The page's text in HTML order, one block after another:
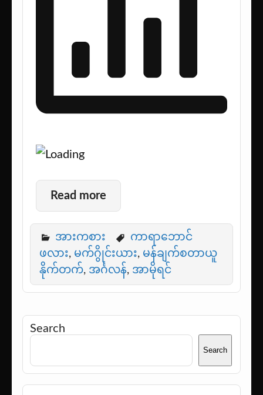
Read more
အားကစား
ကာရာဘောင်
ဖလား, မက်ဂွိုင်းယား, မန်ချက်စတာယူ
နိုက်တက်, အင်္ဂလန်, အာမိုရင်
Search
Search